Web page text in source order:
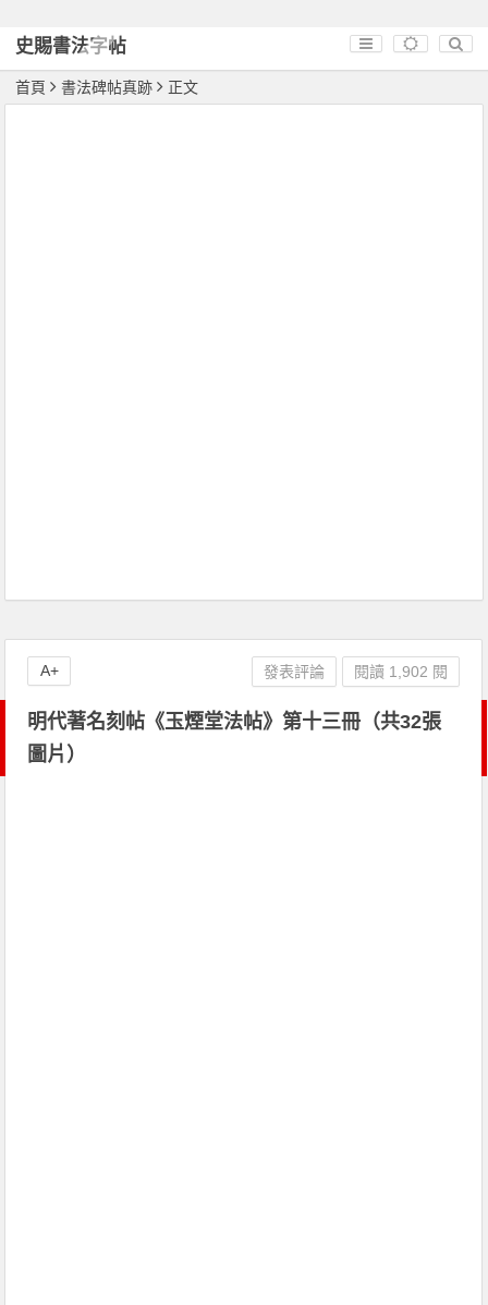
史賜書法字帖
首頁 書法碑帖真跡 正文
明代著名刻帖《玉煙堂法帖》第十三冊（共32張
圖片）
發表評論 閱讀 1,902 閱
A+